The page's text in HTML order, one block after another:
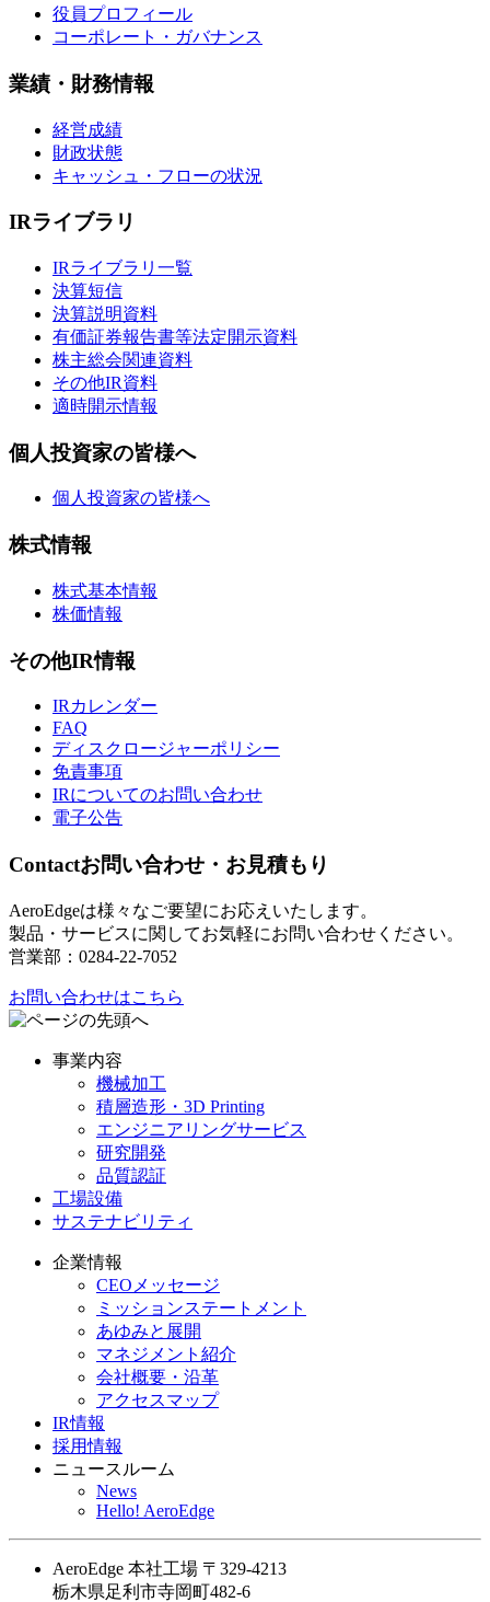
役員プロフィール
コーポレート・ガバナンス
業績・財務情報
経営成績
財政状態
キャッシュ・フローの状況
IRライブラリ
IRライブラリ一覧
決算短信
決算説明資料
有価証券報告書等法定開示資料
株主総会関連資料
その他IR資料
適時開示情報
個人投資家の皆様へ
個人投資家の皆様へ
株式情報
株式基本情報
株価情報
その他IR情報
IRカレンダー
FAQ
ディスクロージャーポリシー
免責事項
IRについてのお問い合わせ
電子公告
Contactお問い合わせ・お見積もり
AeroEdgeは様々なご要望にお応えいたします。
製品・サービスに関してお気軽にお問い合わせください。
営業部：0284-22-7052
お問い合わせはこちら
事業内容
機械加工
積層造形・3D Printing
エンジニアリングサービス
研究開発
品質認証
工場設備
サステナビリティ
企業情報
CEOメッセージ
ミッションステートメント
あゆみと展開
マネジメント紹介
会社概要・沿革
アクセスマップ
IR情報
採用情報
ニュースルーム
News
Hello! AeroEdge
AeroEdge 本社工場 〒329-4213
栃木県足利市寺岡町482-6